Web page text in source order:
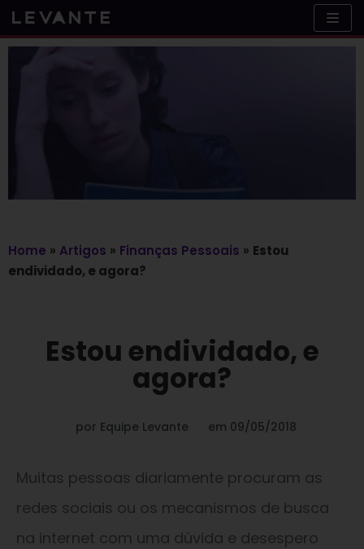
Skip
to
content
Home » Artigos » Finanças Pessoais » Estou
endividado, e agora?
Estou endividado, e
agora?
por Equipe Levante em 09/05/2018
Muitas pessoas diariamente procuram as
redes sociais ou os mecanismos de busca
na internet com uma dúvida e desespero